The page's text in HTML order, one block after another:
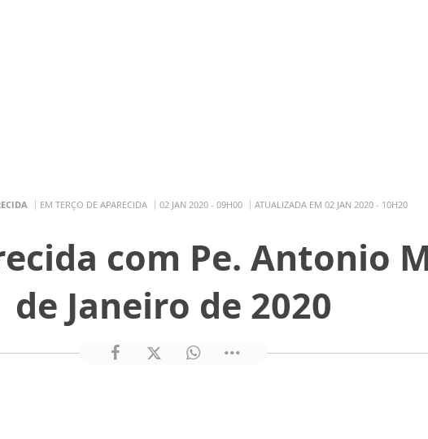
EM TERÇO DE APARECIDA 02 JAN 2020 - 09H00 ATUALIZADA EM 02 JAN 2020 - 10H20
com Pe. Antonio
de Janeiro de 2020